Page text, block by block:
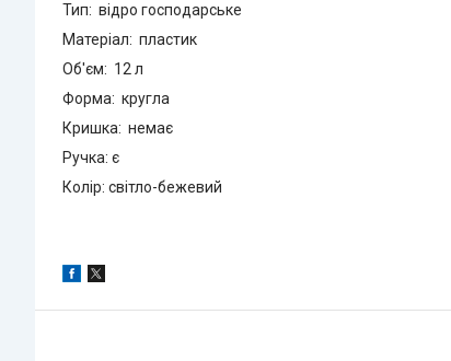
Тип: відро господарське
Матеріал: пластик
Об'єм: 12 л
Форма: кругла
Кришка: немає
Ручка: є
Колір: світло-бежевий